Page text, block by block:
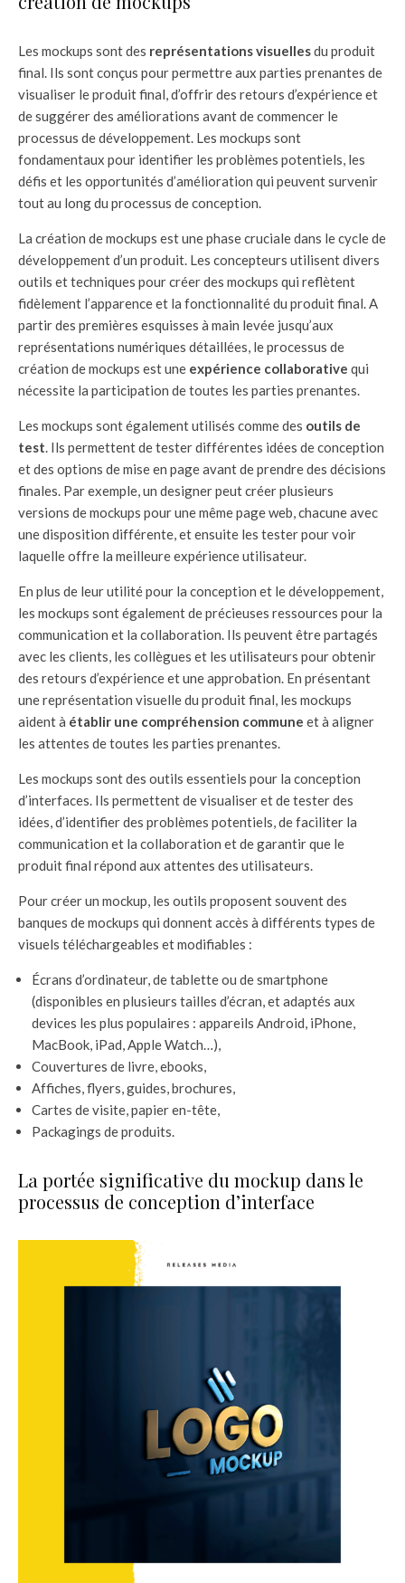
Les mockups sont des représentations visuellesdu produit
final. Ils sont conçus pour permettre aux parties prenantes de
visualiser le produit final, d’offrir des retours d’expérience et
de suggérer des améliorations avant de commencer le
processus de développement. Les mockups sont
fondamentaux pour identifier les problèmes potentiels, les
défis et les opportunités d’amélioration qui peuvent survenir
tout au long du processus de conception.
La création de mockups est une phase cruciale dans le cycle de
développement d’un produit. Les concepteurs utilisent divers
outils et techniques pour créer des mockups qui reflètent
fidèlement l’apparence et la fonctionnalité du produit final. A
partir des premières esquisses à main levée jusqu’aux
représentations numériques détaillées, le processus de
création de mockups est une expérience collaborative qui
nécessite la participation de toutes les parties prenantes.
Les mockups sont également utilisés comme des outils de
test. Ils permettent de tester différentes idées de conception
et des options de mise en page avant de prendre des décisions
finales. Par exemple, un designer peut créer plusieurs
versions de mockups pour une même page web, chacune avec
une disposition différente, et ensuite les tester pour voir
laquelle offre la meilleure expérience utilisateur.
En plus de leur utilité pour la conception et le développement,
les mockups sont également de précieuses ressources pour la
communication et la collaboration. Ils peuvent être partagés
avec les clients, les collègues et les utilisateurs pour obtenir
des retours d’expérience et une approbation. En présentant
une représentation visuelle du produit final, les mockups
aident à établir une compréhension commune et à aligner
les attentes de toutes les parties prenantes.
Les mockups sont des outils essentiels pour la conception
d’interfaces. Ils permettent de visualiser et de tester des
idées, d’identifier des problèmes potentiels, de faciliter la
communication et la collaboration et de garantir que le
produit final répond aux attentes des utilisateurs.
Pour créer un mockup, les outils proposent souvent des
banques de mockups qui donnent accès à différents types de
visuels téléchargeables et modifiables :
Écrans d’ordinateur, de tablette ou de smartphone
(disponibles en plusieurs tailles d’écran, et adaptés aux
devices les plus populaires : appareils Android, iPhone,
MacBook, iPad, Apple Watch…),
Couvertures de livre, ebooks,
Affiches, flyers, guides, brochures,
Cartes de visite, papier en-tête,
Packagings de produits.
La portée significative du mockup dans le
processus de conception d’interface